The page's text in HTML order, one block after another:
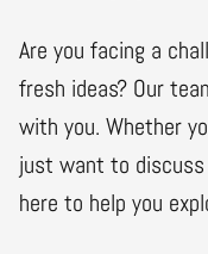
Are you facing a
fresh ideas? Our
with you. Whether
just want to
here to help you